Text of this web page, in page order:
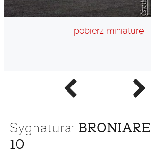
Poprzednie
zdjęcie
zdjęcie
pobierz miniaturę
Sygnatura:
10